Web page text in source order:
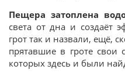
Пещера затоплена
света от дна и создаёт
грот так и назвали, ещё,
прятавшие в гроте свои
которых здесь и были